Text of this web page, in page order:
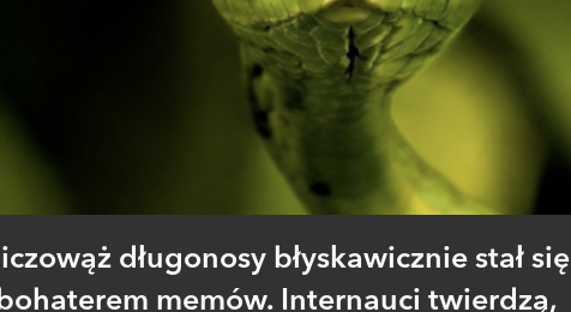
długonosy błyskawicznie stał się
memów. Internauci twierdzą,